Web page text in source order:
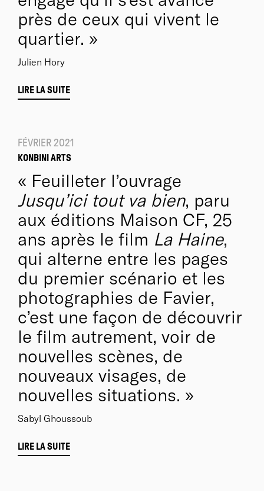
près de ceux qui vivent le
quartier.
Julien Hory
LIRE LA SUITE
FÉVRIER 2021
KONBINI ARTS
Feuilleter l’ouvrage
Jusqu’ici tout va bien, paru
aux éditions Maison CF, 25
ans après le film La Haine,
qui alterne entre les pages
du premier scénario et les
photographies de Favier,
c’est une façon de découvrir
le film autrement, voir de
nouvelles scènes, de
nouveaux visages, de
nouvelles situations.
Sabyl Ghoussoub
LIRE LA SUITE